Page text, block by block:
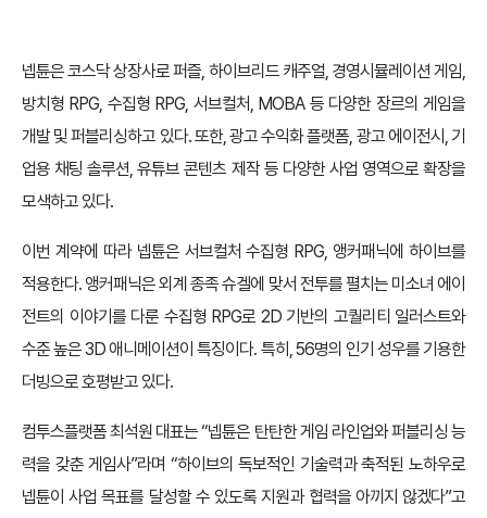
넵튠은 코스닥 상장사로 퍼즐, 하이브리드 캐주얼, 경영시뮬레이션 게임,
방치형 RPG, 수집형 RPG, 서브컬처, MOBA 등 다양한 장르의 게임을
개발 및 퍼블리싱하고 있다. 또한, 광고 수익화 플랫폼, 광고 에이전시, 기
업용 채팅 솔루션, 유튜브 콘텐츠 제작 등 다양한 사업 영역으로 확장을
모색하고 있다.
이번 계약에 따라 넵튠은 서브컬처 수집형 RPG, 앵커패닉에 하이브를
적용한다. 앵커패닉은 외계 종족 슈겔에 맞서 전투를 펼치는 미소녀 에이
전트의 이야기를 다룬 수집형 RPG로 2D 기반의 고퀄리티 일러스트와
수준 높은 3D 애니메이션이 특징이다. 특히, 56명의 인기 성우를 기용한
더빙으로 호평받고 있다.
컴투스플랫폼 최석원 대표는 “넵튠은 탄탄한 게임 라인업와 퍼블리싱 능
력을 갖춘 게임사”라며 “하이브의 독보적인 기술력과 축적된 노하우로
넵튠이 사업 목표를 달성할 수 있도록 지원과 협력을 아끼지 않겠다”고